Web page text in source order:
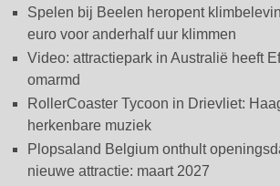
Spelen bij Beelen heropent
euro voor anderhalf uur klimmen
Video: attractiepark in Australië heeft
omarmd
RollerCoaster Tycoon in Drievliet:
herkenbare muziek
Plopsaland Belgium onthult
nieuwe attractie: maart 2027